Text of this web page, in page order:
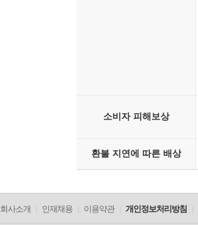
소비자 피해보상
환불 지연에 따른 배상
회사소개 인재채용 이용약관 개인정보처리방침